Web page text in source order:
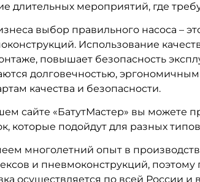
длительных мероприятий, где
выбор правильного насоса –
Использование
повышает безопасность
долговечностью,
качества и безопасности.
сайте «БатутМастер» вы можете
которые подойдут для разных
многолетний опыт в
и пневмоконструкций,
осуществляется по всей России и